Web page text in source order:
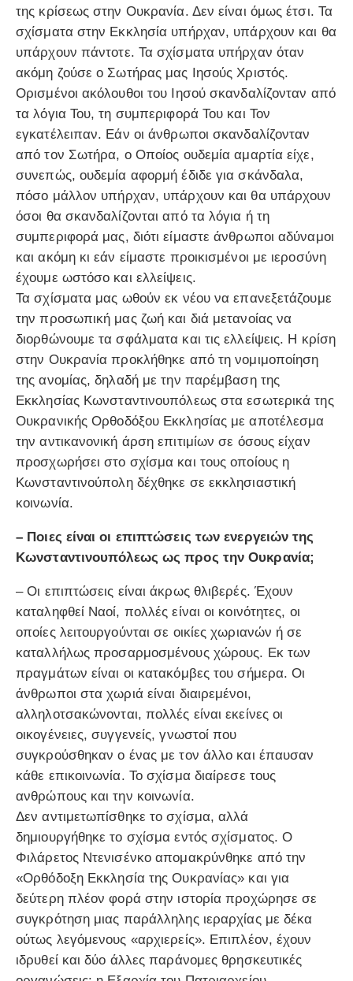
της κρίσεως στην Ουκρανία. Δεν είναι όμως έτσι. Τα
σχίσματα στην Εκκλησία υπήρχαν, υπάρχουν και θα
υπάρχουν πάντοτε. Τα σχίσματα υπήρχαν όταν
ακόμη ζούσε ο Σωτήρας μας Ιησούς Χριστός.
Ορισμένοι ακόλουθοι του Ιησού σκανδαλίζονταν από
τα λόγια Του, τη συμπεριφορά Του και Τον
εγκατέλειπαν. Εάν οι άνθρωποι σκανδαλίζονταν
από τον Σωτήρα, ο Οποίος ουδεμία αμαρτία είχε,
συνεπώς, ουδεμία αφορμή έδιδε για σκάνδαλα,
πόσο μάλλον υπήρχαν, υπάρχουν και θα υπάρχουν
όσοι θα σκανδαλίζονται από τα λόγια ή τη
συμπεριφορά μας, διότι είμαστε άνθρωποι αδύναμοι
και ακόμη κι εάν είμαστε προικισμένοι με ιεροσύνη
έχουμε ωστόσο και ελλείψεις.
Τα σχίσματα μας ωθούν εκ νέου να επανεξετάζουμε
την προσωπική μας ζωή και διά μετανοίας να
διορθώνουμε τα σφάλματα και τις ελλείψεις. Η κρίση
στην Ουκρανία προκλήθηκε από τη νομιμοποίηση
της ανομίας, δηλαδή με την παρέμβαση της
Εκκλησίας Κωνσταντινουπόλεως στα εσωτερικά της
Ουκρανικής Ορθοδόξου Εκκλησίας με αποτέλεσμα
την αντικανονική άρση επιτιμίων σε όσους είχαν
προσχωρήσει στο σχίσμα και τους οποίους η
Κωνσταντινούπολη δέχθηκε σε εκκλησιαστική
κοινωνία.
– Ποιες είναι οι επιπτώσεις των ενεργειών της
Κωνσταντινουπόλεως ως προς την Ουκρανία;
– Οι επιπτώσεις είναι άκρως θλιβερές. Έχουν
καταληφθεί Ναοί, πολλές είναι οι κοινότητες, οι
οποίες λειτουργούνται σε οικίες χωριανών ή σε
καταλλήλως προσαρμοσμένους χώρους. Εκ των
πραγμάτων είναι οι κατακόμβες του σήμερα. Οι
άνθρωποι στα χωριά είναι διαιρεμένοι,
αλληλοτσακώνονται, πολλές είναι εκείνες οι
οικογένειες, συγγενείς, γνωστοί που
συγκρούσθηκαν o ένας με τον άλλο και έπαυσαν
κάθε επικοινωνία. Το σχίσμα διαίρεσε τους
ανθρώπους και την κοινωνία.
Δεν αντιμετωπίσθηκε το σχίσμα, αλλά
δημιουργήθηκε το σχίσμα εντός σχίσματος. Ο
Φιλάρετος Ντενισένκο απομακρύνθηκε από την
«Ορθόδοξη Εκκλησία της Ουκρανίας» και για
δεύτερη πλέον φορά στην ιστορία προχώρησε σε
συγκρότηση μιας παράλληλης ιεραρχίας με δέκα
ούτως λεγόμενους «αρχιερείς». Επιπλέον, έχουν
ιδρυθεί και δύο άλλες παράνομες θρησκευτικές